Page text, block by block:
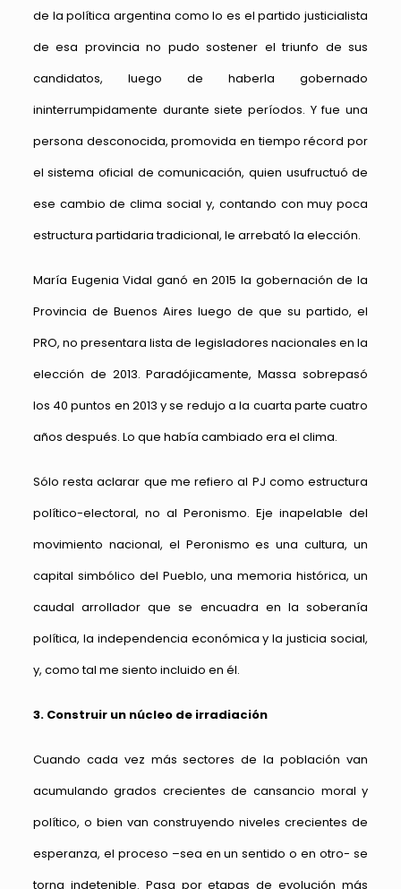
de la política argentina como lo es el partido justicialista
de esa provincia no pudo sostener el triunfo de sus
candidatos, luego de haberla gobernado
ininterrumpidamente durante siete períodos. Y fue una
persona desconocida, promovida en tiempo récord por
el sistema oficial de comunicación, quien usufructuó de
ese cambio de clima social y, contando con muy poca
estructura partidaria tradicional, le arrebató la elección.
María Eugenia Vidal ganó en 2015 la gobernación de la
Provincia de Buenos Aires luego de que su partido, el
PRO, no presentara lista de legisladores nacionales en la
elección de 2013. Paradójicamente, Massa sobrepasó
los 40 puntos en 2013 y se redujo a la cuarta parte cuatro
años después. Lo que había cambiado era el clima.
Sólo resta aclarar que me refiero al PJ como estructura
político-electoral, no al Peronismo. Eje inapelable del
movimiento nacional, el Peronismo es una cultura, un
capital simbólico del Pueblo, una memoria histórica, un
caudal arrollador que se encuadra en la soberanía
política, la independencia económica y la justicia social,
y, como tal me siento incluido en él.
3. Construir un núcleo de irradiación
Cuando cada vez más sectores de la población van
acumulando grados crecientes de cansancio moral y
político, o bien van construyendo niveles crecientes de
esperanza, el proceso –sea en un sentido o en otro- se
torna indetenible. Pasa por etapas de evolución más